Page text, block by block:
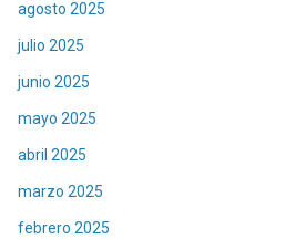
agosto 2025
julio 2025
junio 2025
mayo 2025
abril 2025
marzo 2025
febrero 2025